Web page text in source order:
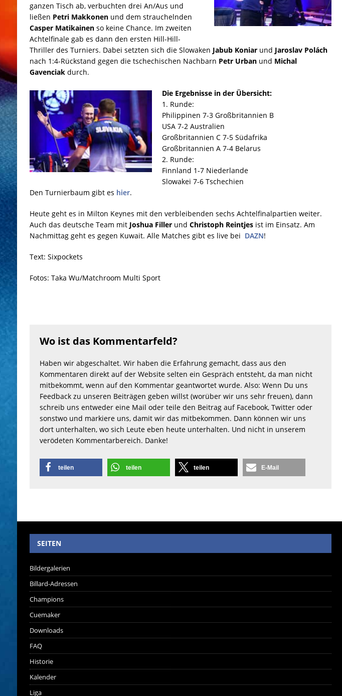
ganzen Tisch ab, verbuchten drei An/Aus und
ließen Petri Makkonenund dem strauchelnden
Casper Matikainenso keine Chance. Im zweiten
Achtelfinale gab es dann den ersten Hill-Hill-
Thriller des Turniers. Dabei setzten sich die Slowaken Jabub Koniarund Jaroslav Polách
nach 1:4-Rückstand gegen die tschechischen Nachbarn Petr Urbanund Michal
Gavenciakdurch.
Die Ergebnisse in der Übersicht:
1. Runde:
Philippinen 7-3 Großbritannien B
USA 7-2 Australien
Großbritannien C 7-5 Südafrika
Großbritannien A 7-4 Belarus
2. Runde:
Finnland 1-7 Niederlande
Slowakei 7-6 Tschechien
Den Turnierbaum gibt es hier.
Heute geht es in Milton Keynes mit den verbleibenden sechs Achtelfinalpartien weiter.
Auch das deutsche Team mit Joshua Fillerund Christoph Reintjesist im Einsatz. Am
Nachmittag geht es gegen Kuwait. Alle Matches gibt es live bei DAZN!
Text: Sixpockets
Fotos: Taka Wu/Matchroom Multi Sport
Wo ist das Kommentarfeld?
Haben wir abgeschaltet. Wir haben die Erfahrung gemacht, dass aus den
Kommentaren direkt auf der Website selten ein Gespräch entsteht, da man nicht
mitbekommt, wenn auf den Kommentar geantwortet wurde. Also: Wenn Du uns
Feedback zu unseren Beiträgen geben willst (worüber wir uns sehr freuen), dann
schreib uns entweder eine Mail oder teile den Beitrag auf Facebook, Twitter oder
sonstwo und markiere uns, damit wir das mitbekommen. Dann können wir uns
dort unterhalten, wo sich Leute eben heute unterhalten. Und nicht in unserem
verödeten Kommentarbereich. Danke!
teilen teilen teilen E-Mail
SEITEN
Bildergalerien
Billard-Adressen
Champions
Cuemaker
Downloads
FAQ
Historie
Kalender
Liga